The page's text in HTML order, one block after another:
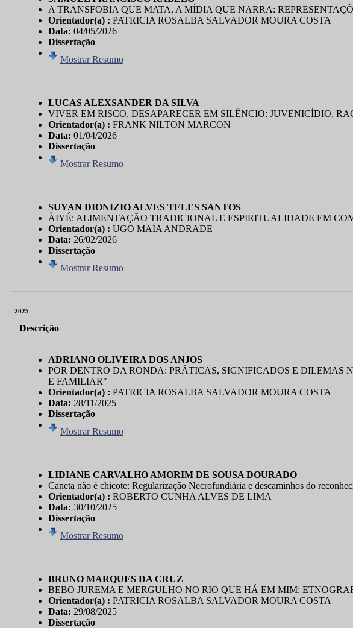
A TRANSFOBIA QUE MATA, A MÍDIA QUE NARRA:
Orientador(a) : PATRICIA ROSALBA SALVADOR MOURA COSTA
Data: 04/05/2026
Dissertação
Mostrar Resumo
LUCAS ALEXSANDER DA SILVA
VIVER EM RISCO, DESAPARECER EM SILÊNCIO: JUVENICÍDIO,
Orientador(a) : FRANK NILTON MARCON
Data: 01/04/2026
Dissertação
Mostrar Resumo
SUYAN DIONIZIO ALVES TELES SANTOS
ÀIYÉ: ALIMENTAÇÃO TRADICIONAL E ESPIRITUALIDADE EM
Orientador(a) : UGO MAIA ANDRADE
Data: 26/02/2026
Dissertação
Mostrar Resumo
2025
Descrição
ADRIANO OLIVEIRA DOS ANJOS
POR DENTRO DA RONDA: PRÁTICAS, SIGNIFICADOS E
E FAMILIAR"
Orientador(a) : PATRICIA ROSALBA SALVADOR MOURA COSTA
Data: 28/11/2025
Dissertação
Mostrar Resumo
LIDIANE CARVALHO AMORIM DE SOUSA DOURADO
Caneta não é chicote: Regularização Necrofundiária e descaminhos do
Orientador(a) : ROBERTO CUNHA ALVES DE LIMA
Data: 30/10/2025
Dissertação
Mostrar Resumo
BRUNO MARQUES DA CRUZ
BEBO JUREMA E MERGULHO NO RIO QUE HÁ EM MIM:
Orientador(a) : PATRICIA ROSALBA SALVADOR MOURA COSTA
Data: 29/08/2025
Dissertação